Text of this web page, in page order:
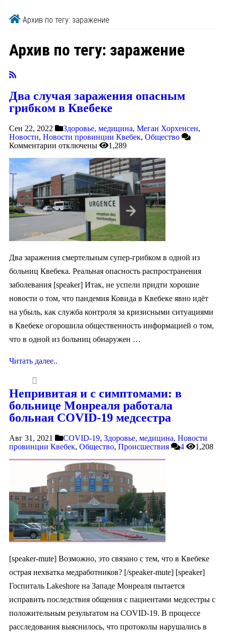
Архив по тегу: заражение
Архив по тегу: заражение
Два случая заражения опасным
грибком в Квебеке
Сен 22, 2022 Здоровье, медицина, Меган Хорхенсен,
Новости, Новости провинции Квебек, Общество
Комментарии отключены 1,289
Два заражения смертельным супер-грибком в одной из
больниц Квебека. Реальная опасность распространения
заболевания [speaker] Итак, не успели придти хорошие
новости о том, что пандемия Ковида в Квебеке явно идёт
на убыль, как служба контроля за кризисными ситуациями
в Квебеке огорошила общественность информацией о том,
что в одной из больниц обнаружен …
Читать далее..
Непривитая и с симптомами: в
больнице Монреаля работала
больная COVID-19 медсестра
Авг 31, 2021 COVID-19, Здоровье, медицина, Новости
провинции Квебек, Общество, Происшествия 4 1,208
[speaker-mute] Возможно, это связано с тем, что в Квебеке
острая нехватка медработников? [/speaker-mute] [speaker]
Госпиталь Lakeshore на Западе Монреаля пытается
исправить последствия общения с пациентами медсестры с
положительным результатом на COVID-19. В процессе
расследования выяснилось, что протоколы нарушались в